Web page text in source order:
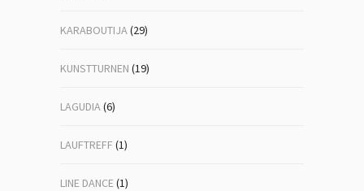
KARABOUTIJA(29)
KUNSTTURNEN (19)
LAGUDIA(6)
LAUFTREFF (1)
LINE DANCE(1)